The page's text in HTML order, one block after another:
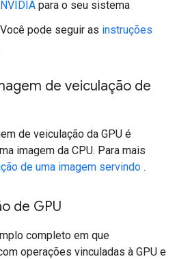
para o seu sistema
pode seguir as instruções
de veiculação de
de veiculação da GPU é
imagem da CPU. Para mais
de uma imagem servindo .
de GPU
completo em que
operações vinculadas à GPU e